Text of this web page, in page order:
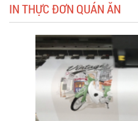
IN THỰC ĐƠN QUÁN ĂN